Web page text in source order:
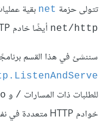
تتولى حزمة net بقية
net/http أيضًا خادم HTTP يمكن استخدامه لمعالجة تلك الطلبات.
سننشئ في هذا القسم
للطلبات ذات المسارات / و
خوادم HTTP متعددة في نفس البرنامج.